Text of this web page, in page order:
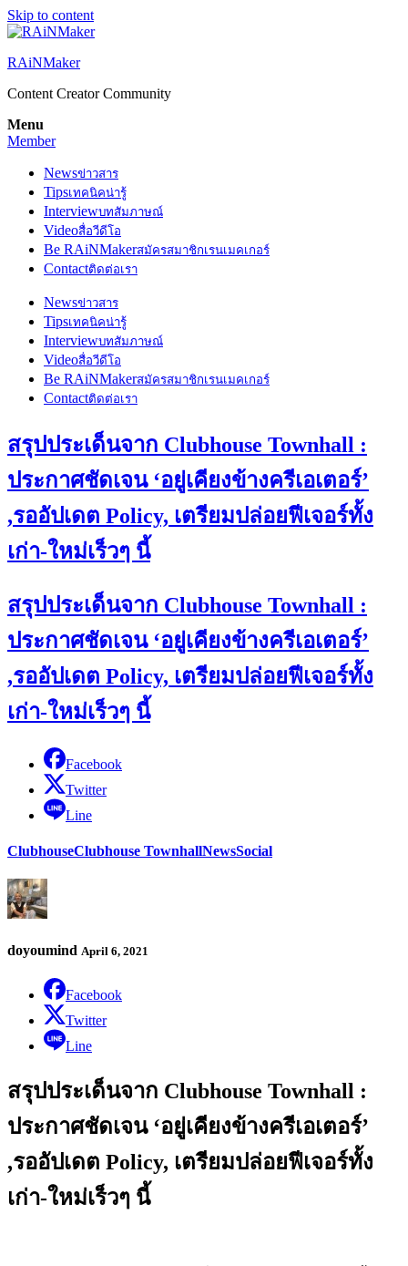
Skip to content
RAiNMaker
Content Creator Community
Menu
Member
Newsข่าวสาร
Tipsเทคนิคน่ารู้
Interviewบทสัมภาษณ์
Videoสื่อวีดีโอ
Be RAiNMakerสมัครสมาชิกเรนเมคเกอร์
Contactติดต่อเรา
Newsข่าวสาร
Tipsเทคนิคน่ารู้
Interviewบทสัมภาษณ์
Videoสื่อวีดีโอ
Be RAiNMakerสมัครสมาชิกเรนเมคเกอร์
Contactติดต่อเรา
สรุปประเด็นจาก Clubhouse Townhall :
ประกาศชัดเจน ‘อยู่เคียงข้างครีเอเตอร์’
,รออัปเดต Policy, เตรียมปล่อยฟีเจอร์ทั้ง
เก่า-ใหม่เร็วๆ นี้
สรุปประเด็นจาก Clubhouse Townhall :
ประกาศชัดเจน ‘อยู่เคียงข้างครีเอเตอร์’
,รออัปเดต Policy, เตรียมปล่อยฟีเจอร์ทั้ง
เก่า-ใหม่เร็วๆ นี้
Facebook
Twitter
Line
ClubhouseClubhouse TownhallNewsSocial
doyoumind April 6, 2021
Facebook
Twitter
Line
สรุปประเด็นจาก Clubhouse Townhall :
ประกาศชัดเจน ‘อยู่เคียงข้างครีเอเตอร์’
,รออัปเดต Policy, เตรียมปล่อยฟีเจอร์ทั้ง
เก่า-ใหม่เร็วๆ นี้